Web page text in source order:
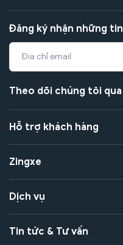
Đăng ký nhận những
Theo dõi chúng tôi qua
Hỗ trợ khách hàng
Zingxe
Dịch vụ
Tin tức & Tư vấn